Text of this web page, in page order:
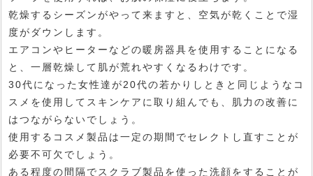
乾燥するシーズンがやって来ますと、空気が乾くことで湿
度がダウンします。
エアコンやヒーターなどの暖房器具を使用することになる
と、一層乾燥して肌が荒れやすくなるわけです。
30代になった女性達が20代の若かりしときと同じようなコ
スメを使用してスキンケアに取り組んでも、肌力の改善に
はつながらないでしょう。
使用するコスメ製品は一定の期間でセレクトし直すことが
必要不可欠でしょう。
ある程度の間隔でスクラブ製品を使った洗顔をすることが